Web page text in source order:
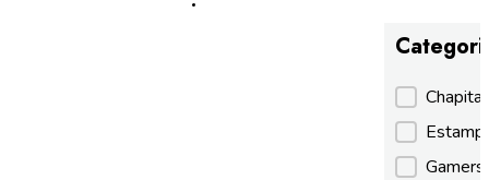
Gamers